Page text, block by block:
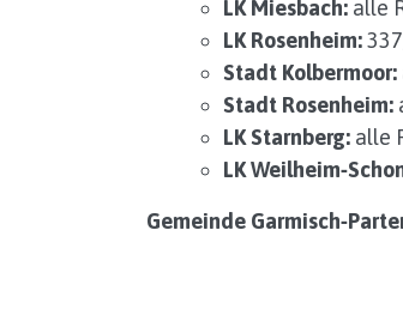
LK Miesbach: alle
LK Rosenheim:
Stadt Kolbermoor:
Stadt Rosenheim:
LK Starnberg: alle
LK
Gemeinde